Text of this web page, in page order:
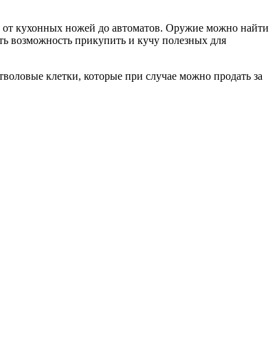
кухонных ножей до автоматов. Оружие можно найти
возможность прикупить и кучу полезных для
клетки, которые при случае можно продать за